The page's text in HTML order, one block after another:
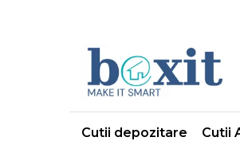
Cutii depozitare Cutii